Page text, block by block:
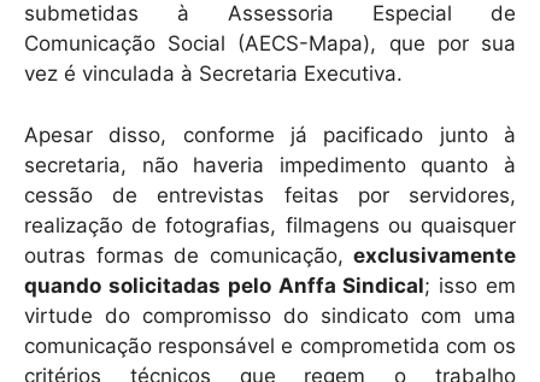
submetidas à Assessoria Especial de
Comunicação Social (AECS-Mapa), que por sua
vez é vinculada à Secretaria Executiva.
Apesar disso, conforme já pacificado junto à
secretaria, não haveria impedimento quanto à
cessão de entrevistas feitas por servidores,
realização de fotografias, filmagens ou quaisquer
outras formas de comunicação, exclusivamente
quando solicitadas pelo Anffa Sindical; isso em
virtude do compromisso do sindicato com uma
comunicação responsável e comprometida com os
critérios técnicos que regem o trabalho